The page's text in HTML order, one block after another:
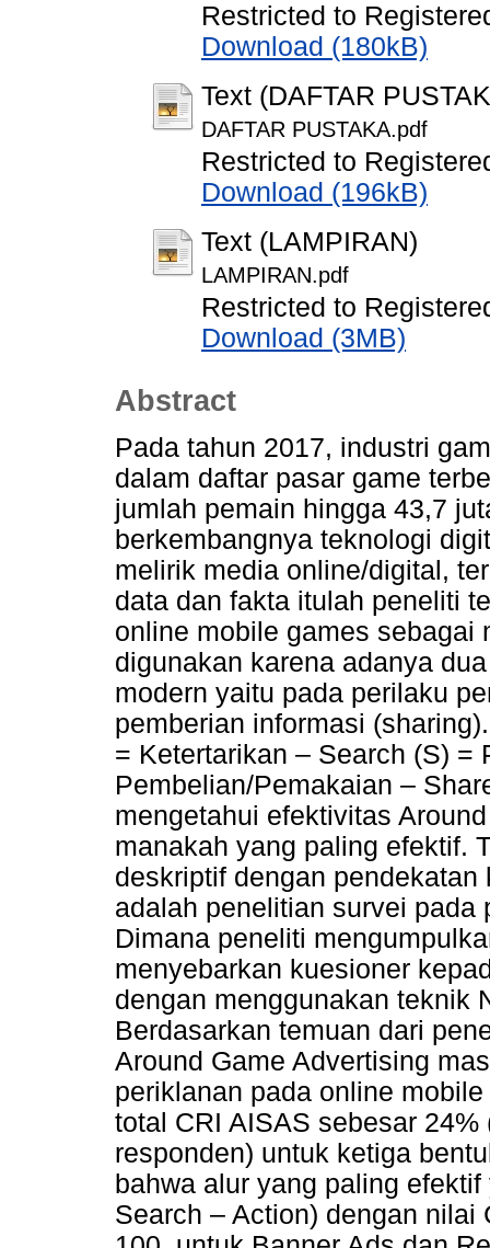
Restricted to
Download (180kB)
Text (DAFTAR
DAFTAR PUSTAKA.pdf
Restricted to
Download (196kB)
Text (LAMPIRAN)
LAMPIRAN.pdf
Restricted to
Download (3MB)
Abstract
Pada tahun 2017, industri
dalam daftar pasar game
jumlah pemain hingga 43,7
berkembangnya teknologi
melirik media online/digital,
data dan fakta itulah peneliti
online mobile games sebagai
digunakan karena adanya
modern yaitu pada perilaku
pemberian informasi
= Ketertarikan – Search (S) =
Pembelian/Pemakaian –
mengetahui efektivitas
manakah yang paling efektif.
deskriptif dengan
adalah penelitian survei pada
Dimana peneliti
menyebarkan kuesioner
dengan menggunakan teknik
Berdasarkan temuan dari
Around Game Advertising
periklanan pada online
total CRI AISAS sebesar
responden) untuk ketiga
bahwa alur yang paling
Search – Action) dengan nilai